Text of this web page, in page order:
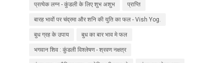
प्रत्येक लग्न - कुंडली के लिए शुभ अशुभ प्राप्ति
बारह भावों पर चंद्रमा और शनि की युति का फल - Vish Yog.
बुध ग्रह के उपाय बुध का बार भाव मे फल
भगवान शिव : कुंडली विश्लेषण - श्रवण नक्षत्र